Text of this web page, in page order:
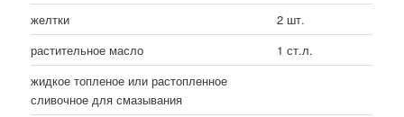
желтки
2 шт.
растительное масло
1 ст.л.
жидкое топленое или растопленное
сливочное для смазывания